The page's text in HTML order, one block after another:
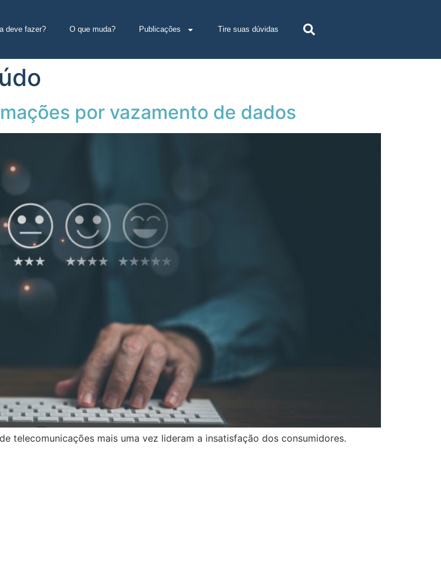
deve fazer? O que muda? Publicações Tire suas dúvidas
por vazamento de dados
telecomunicações mais uma vez lideram a insatisfação dos consumidores.